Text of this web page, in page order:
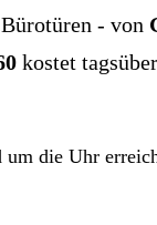
- von
kostet
die Uhr